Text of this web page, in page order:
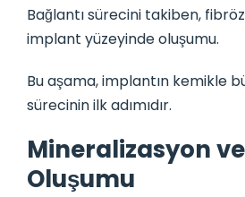
Bağlantı sürecini takiben,
implant yüzeyinde oluşumu.
Bu aşama, implantın kemikle
sürecinin ilk adımıdır.
Mineralizasyon
Oluşumu